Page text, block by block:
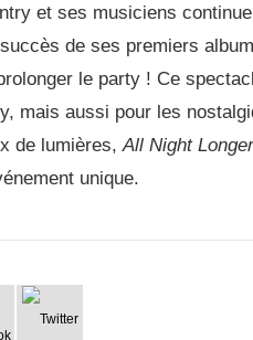
et ses musiciens
de ses premiers
le party ! Ce
mais aussi pour les
de lumières,All Night Longer
unique.